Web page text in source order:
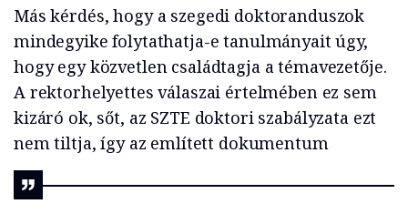
Más kérdés, hogy a szegedi doktoranduszok
mindegyike folytathatja-e tanulmányait úgy,
hogy egy közvetlen családtagja a témavezetője.
A rektorhelyettes válaszai értelmében ez sem
kizáró ok, sőt, az SZTE doktori szabályzata ezt
nem tiltja, így az említett dokumentum